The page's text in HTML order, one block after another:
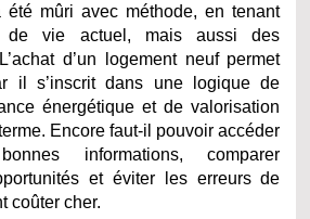
mûri avec méthode, en tenant
de vie actuel, mais aussi des
d’un logement neuf permet
il s’inscrit dans une logique de
énergétique et de valorisation
Encore faut-il pouvoir accéder
informations, comparer
et éviter les erreurs de
coûter cher.